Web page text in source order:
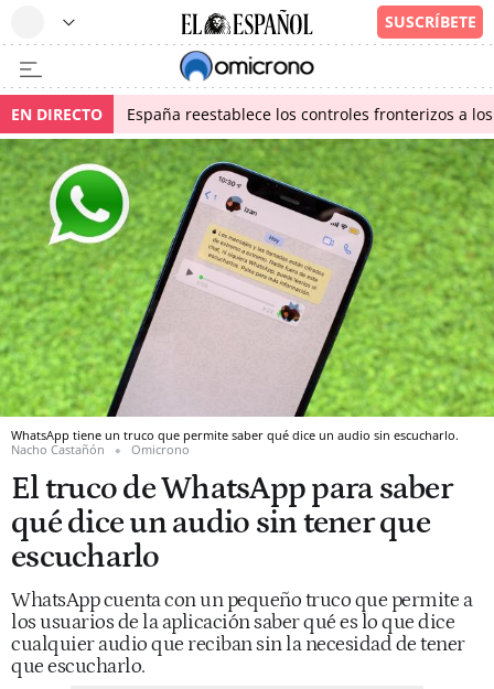
EN DIRECTO España reestablece los controles fronterizos a
WhatsApp tiene un truco que permite saber qué dice un audio sin escucharlo.
Nacho Castañón
Omicrono
El truco de WhatsApp para saber
qué dice un audio sin tener que
escucharlo
WhatsApp cuenta con un pequeño truco que permite a
los usuarios de la aplicación saber qué es lo que dice
cualquier audio que reciban sin la necesidad de tener
que escucharlo.